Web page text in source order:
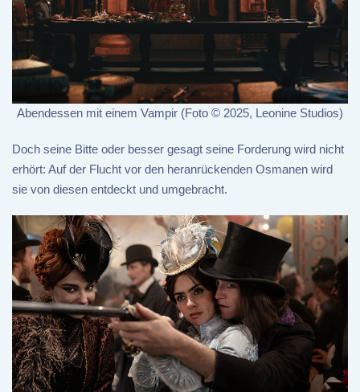
Abendessen mit einem Vampir (Foto © 2025, Leonine Studios)
Doch seine Bitte oder besser gesagt seine Forderung wird nicht
erhört: Auf der Flucht vor den heranrückenden Osmanen wird
sie von diesen entdeckt und umgebracht.